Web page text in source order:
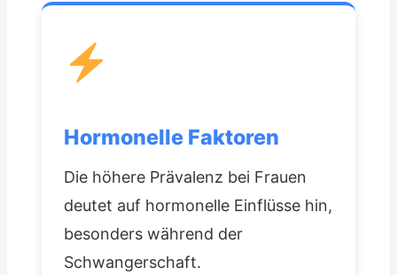
Hormonelle Faktoren
Die höhere Prävalenz bei Frauen
deutet auf hormonelle Einflüsse hin,
besonders während der
Schwangerschaft.